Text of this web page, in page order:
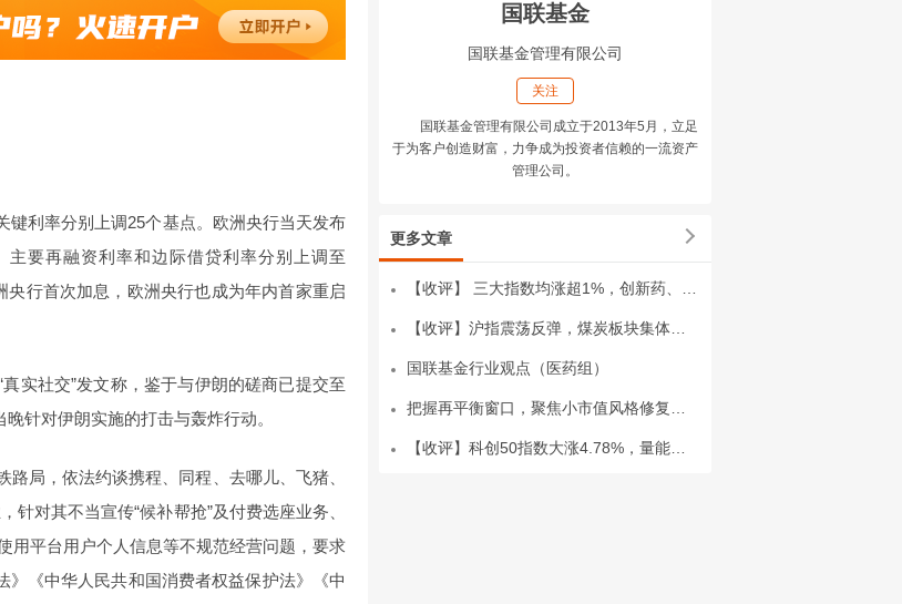
键利率分别上调25个基点。欧洲央行当天发布
要再融资利率和边际借贷利率分别上调至
央行首次加息，欧洲央行也成为年内首家重启
实社交”发文称，鉴于与伊朗的磋商已提交至
针对伊朗实施的打击与轰炸行动。
局，依法约谈携程、同程、去哪儿、飞猪、
对其不当宣传“候补帮抢”及付费选座业务、
用平台用户个人信息等不规范经营问题，要求
《中华人民共和国消费者权益保护法》《中
国联基金
国联基金管理有限公司
关注
国联基金管理有限公司成立于2013年5月，立足
于为客户创造财富，力争成为投资者信赖的一流资产
管理公司。
更多文章
国联基金行业观点（医药组）